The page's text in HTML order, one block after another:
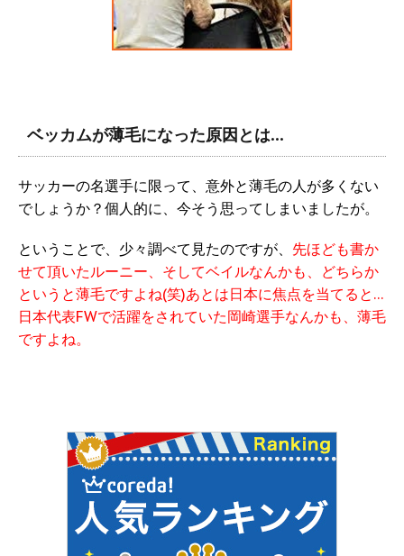
ベッカムが薄毛になった原因とは…
サッカーの名選手に限って、意外と薄毛の人が多くない
でしょうか？個人的に、今そう思ってしまいましたが。
ということで、少々調べて見たのですが、 先ほども書か
せて頂いたルーニー、そしてベイルなんかも、どちらか
というと薄毛ですよね(笑)あとは日本に焦点を当てると…
日本代表FWで活躍をされていた岡崎選手なんかも、薄毛
ですよね。